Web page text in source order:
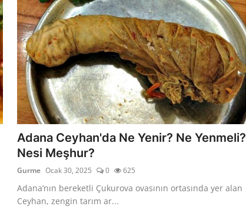
Adana Ceyhan'da Ne Yenir? Ne Yenmeli?
Nesi Meşhur?
Gurme Ocak 30, 2025 0 625
Adana’nın bereketli Çukurova ovasının ortasında yer alan
Ceyhan, zengin tarım ar...